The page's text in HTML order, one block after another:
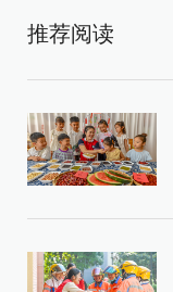
推荐阅读